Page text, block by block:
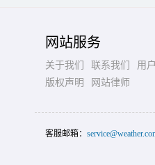
网站服务
关于我们 联系我们
用
版权声明
网站律师
客服邮箱：